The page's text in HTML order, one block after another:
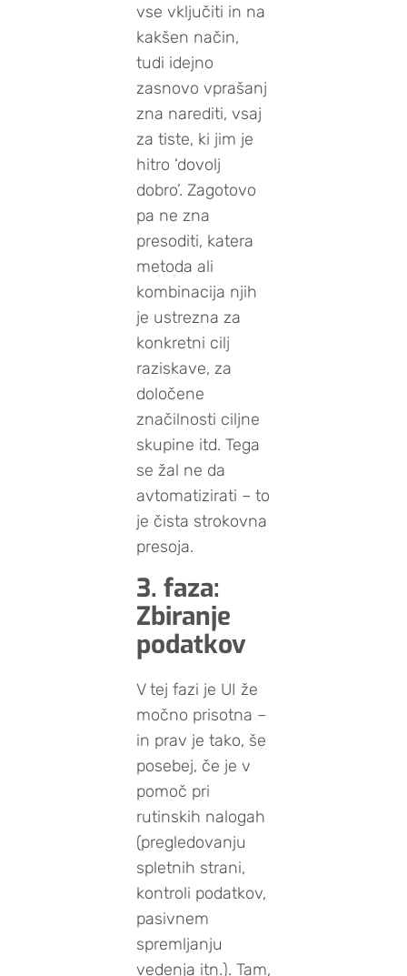
vse vključiti in na
kakšen način,
tudi idejno
zasnovo vprašanj
zna narediti, vsaj
za tiste, ki jim je
hitro ‘dovolj
dobro’. Zagotovo
pa ne zna
presoditi, katera
metoda ali
kombinacija njih
je ustrezna za
konkretni cilj
raziskave, za
določene
značilnosti ciljne
skupine itd. Tega
se žal ne da
avtomatizirati – to
je čista strokovna
presoja.
3. faza:
Zbiranje
podatkov
V tej fazi je UI že
močno prisotna –
in prav je tako, še
posebej, če je v
pomoč pri
rutinskih nalogah
(pregledovanju
spletnih strani,
kontroli podatkov,
pasivnem
spremljanju
vedenja itn.). Tam,